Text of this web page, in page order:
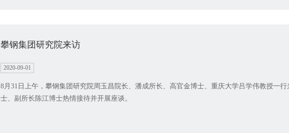
攀钢集团研究院来访
2020-09-01
8月31日上午，攀钢集团研究院周玉昌院长、潘成所长、高官金博士、重庆大学吕学伟教授一
士、副所长陈江博士热情接待并开展座谈。